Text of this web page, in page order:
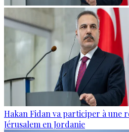
Hakan Fidan va participer à une
Jérusalem en Jordanie